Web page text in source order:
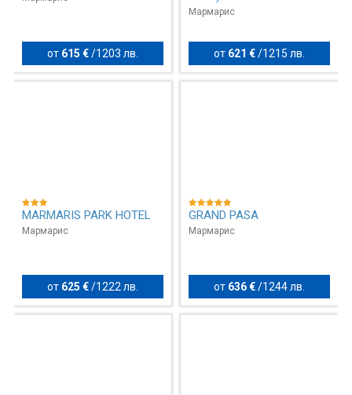
от 615 € / 1203 лв.
Мармарис
от 621 €/ 1215 лв.
MARMARIS PARK HOTEL
Мармарис
от 625 € / 1222 лв.
GRAND PASA
Мармарис
от 636 €/ 1244 лв.